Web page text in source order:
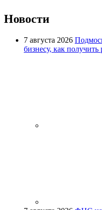
Новости
7 августа 2026
бизнесу, как